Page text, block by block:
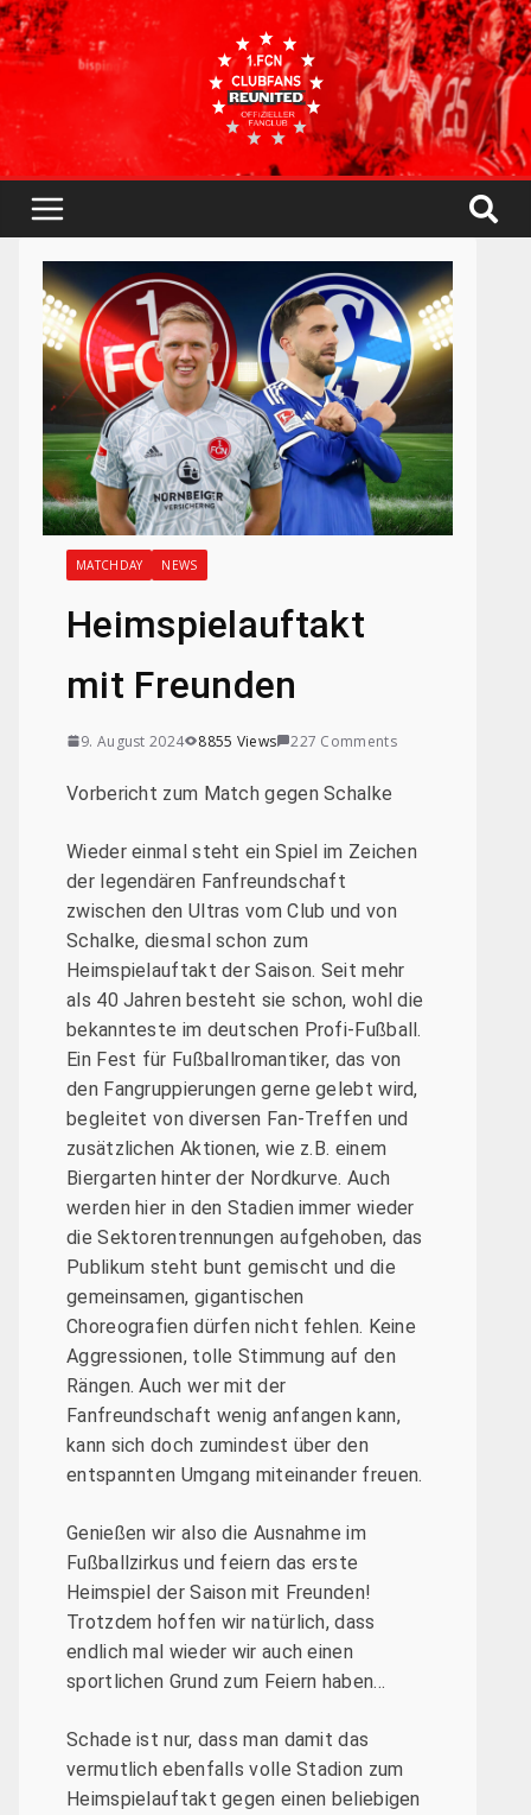
MATCHDAY NEWS
Heimspielauftakt
mit Freunden
9. August 2024 8855 Views 227 Comments
Vorbericht zum Match gegen Schalke
Wieder einmal steht ein Spiel im Zeichen
der legendären Fanfreundschaft
zwischen den Ultras vom Club und von
Schalke, diesmal schon zum
Heimspielauftakt der Saison. Seit mehr
als 40 Jahren besteht sie schon, wohl die
bekannteste im deutschen Profi-Fußball.
Ein Fest für Fußballromantiker, das von
den Fangruppierungen gerne gelebt wird,
begleitet von diversen Fan-Treffen und
zusätzlichen Aktionen, wie z.B. einem
Biergarten hinter der Nordkurve. Auch
werden hier in den Stadien immer wieder
die Sektorentrennungen aufgehoben, das
Publikum steht bunt gemischt und die
gemeinsamen, gigantischen
Choreografien dürfen nicht fehlen. Keine
Aggressionen, tolle Stimmung auf den
Rängen. Auch wer mit der
Fanfreundschaft wenig anfangen kann,
kann sich doch zumindest über den
entspannten Umgang miteinander freuen.
Genießen wir also die Ausnahme im
Fußballzirkus und feiern das erste
Heimspiel der Saison mit Freunden!
Trotzdem hoffen wir natürlich, dass
endlich mal wieder wir auch einen
sportlichen Grund zum Feiern haben…
Schade ist nur, dass man damit das
vermutlich ebenfalls volle Stadion zum
Heimspielauftakt gegen einen beliebigen